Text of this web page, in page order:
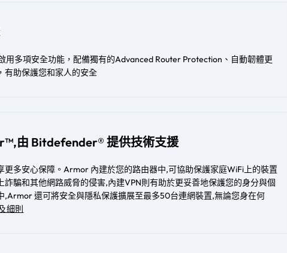
用多項安全功能，配備獨有的Advanced Router Protection、自動韌體更
有助保護您和家人的安全
由 Bitdefender® 提供技術支援
更多安心保障。Armor 內建於您的路由器中,可協助保護家庭WiFi上的裝置
詐騙和其他網路威脅的侵害,內建VPN則有助於更妥善地保護您的身分與個
,Armor 還可將安全與隱私保護擴展至最多50台連網裝置,無論您身在何
細則